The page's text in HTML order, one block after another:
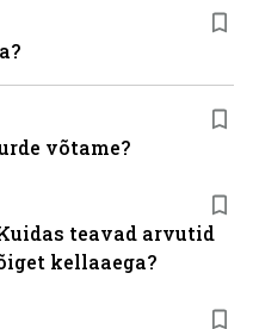
teavad arvutid
kellaaega?
võtame?